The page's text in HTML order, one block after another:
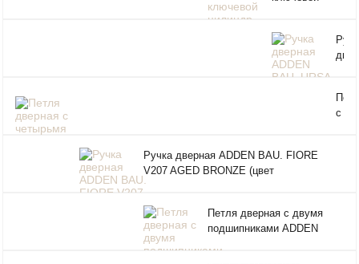
SC SR-001
GRAPHITE
(цвет ГРАФИТ)
552
с
Ручка дверная ADDEN BAU. FIORE
V207 AGED BRONZE (цвет
СОСТАРЕННАЯ БРОНЗА)
Петля дверная с двумя
подшипниками ADDEN